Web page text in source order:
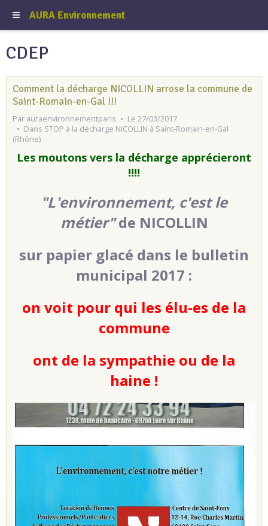
AURA Environnement
CDEP
Comment la décharge NICOLLIN arrose la commune de
Saint-Romain-en-Gal !!!
Par auraenvironnementparis
Le 27/03/2017
Dans STOP à la décharge NICOLLIN à Saint-Romain-en-Gal
(Rhône)
Les moutons vers la décharge apprécieront
!!!!
"L'environnement, c'est le
métier"de NICOLLIN
sur papier glacé dans le bulletin
municipal 2017 :
on voit pour qui les élu-es de la
commune
ont de la sympathie ou de la
haine !